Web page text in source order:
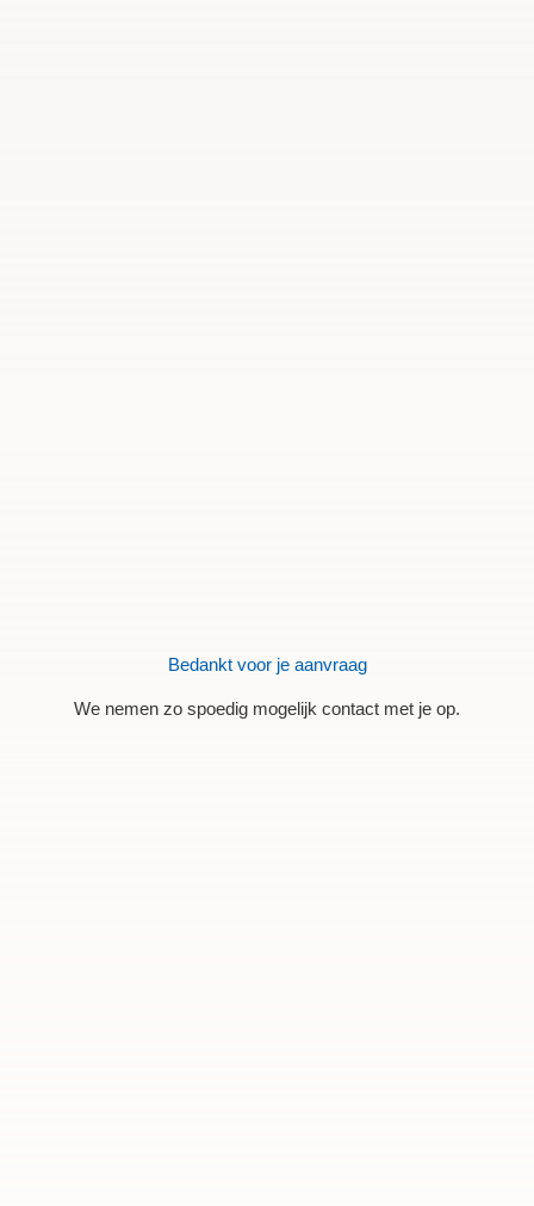
Bedankt voor je aanvraag
We nemen zo spoedig mogelijk contact met je op.